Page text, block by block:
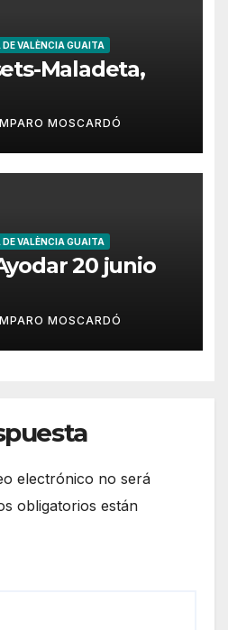
VALÈNCIA GUAITA
Maladeta,
MOSCARDÓ
VALÈNCIA GUAITA
20 junio
MOSCARDÓ
electrónico no será
obligatorios están